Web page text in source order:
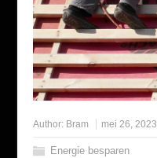
Author: Bram mei 26, 2023
Energie besparen